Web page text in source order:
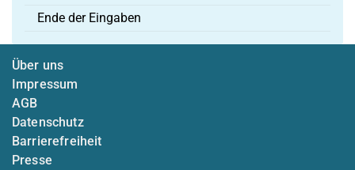
Ende der Eingaben
Über uns
Impressum
AGB
Datenschutz
Barrierefreiheit
Presse